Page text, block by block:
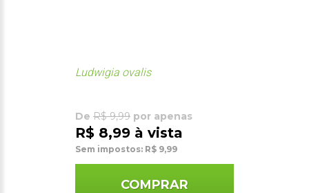
Ludwigia ovalis
De R$ 9,99 por apenas
R$ 8,99 à vista
Sem impostos: R$ 9,99
COMPRAR